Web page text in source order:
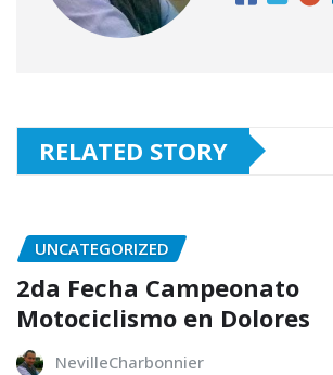
RELATED STORY
UNCATEGORIZED
2da Fecha Campeonato
Motociclismo en Dolores
NevilleCharbonnier